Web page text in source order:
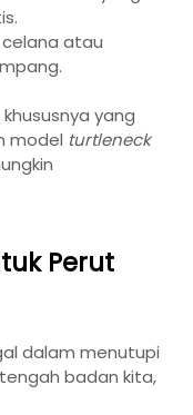
atau
yang
model turtleneck
Perut
dalam menutupi
badan kita,